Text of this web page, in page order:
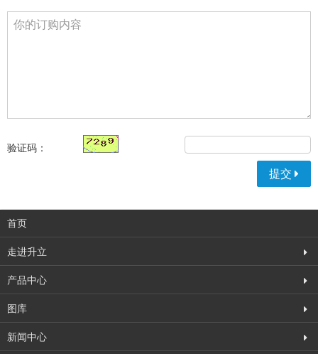
验证码：
提交
首页
走进升立
产品中心
图库
新闻中心